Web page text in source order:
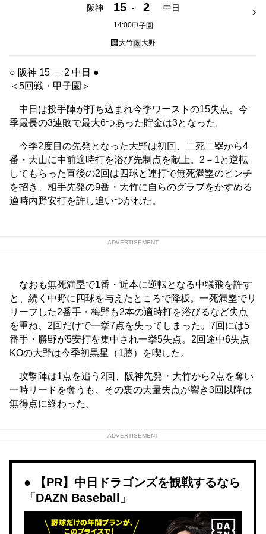
阪神 15 - 2 中日
14:00甲子園
勝大竹敗大野
○ 阪神 15 － 2 中日 ●
＜5回戦・甲子園＞
中日は投手陣が打ち込まれ今季ワーストの15失点。今
季最長の3連敗で最大6つあった貯金は3となった。
今季2度目の先発となった大野は初回、二死二塁から4
番・大山に中前適時打を浴び先制点を献上。2－1と逆転
してもらった直後の2回は四球と連打で無死満塁のピンチ
を招き、相手先発の9番・大竹に自らのグラブをかすめる
適時内野安打を許し追いつかれた。
ADVERTISEMENT
なおも無死満塁で1番・近本に逆転となる中犠飛を許す
と、続く中野に四球を与えたところで降板。一死満塁でリ
リーフした2番手・梅野も2本の適時打を浴びるなど失点
を重ね、2回だけで一挙7点を失ってしまった。7回には5
番手・勝野が5安打を集中され一挙5失点。2回途中6失点
KOの大野は今季初黒星（1勝）を喫した。
攻撃陣は1点を追う2回、阪神先発・大竹から2点を奪い
一時リードを奪うも、その裏の大量失点が響き3回以降は
無得点に終わった。
ADVERTISEMENT
【PR】中日ドラゴンズを観戦するなら
「DAZN Baseball」